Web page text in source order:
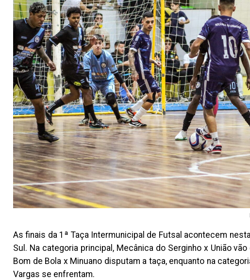
As finais da 1ª Taça Intermunicipal de Futsal acontecem
Sul. Na categoria principal, Mecânica do Serginho x União
Bom de Bola x Minuano disputam a taça, enquanto na
Vargas se enfrentam.